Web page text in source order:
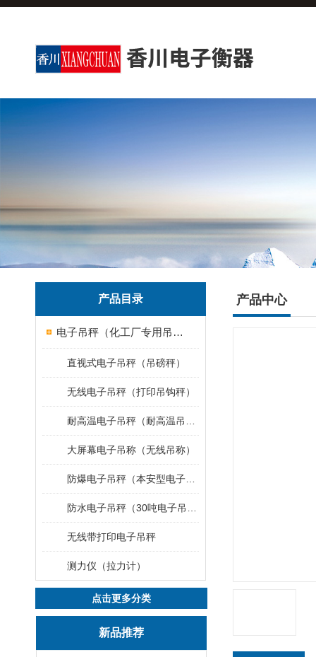
产品目录
电子吊秤（化工厂专用吊秤）
直视式电子吊秤（吊磅秤）
无线电子吊秤（打印吊钩秤）
大屏幕电子吊称（无线吊称）
无线带打印电子吊秤
测力仪（拉力计）
点击更多分类
新品推荐
产品中心